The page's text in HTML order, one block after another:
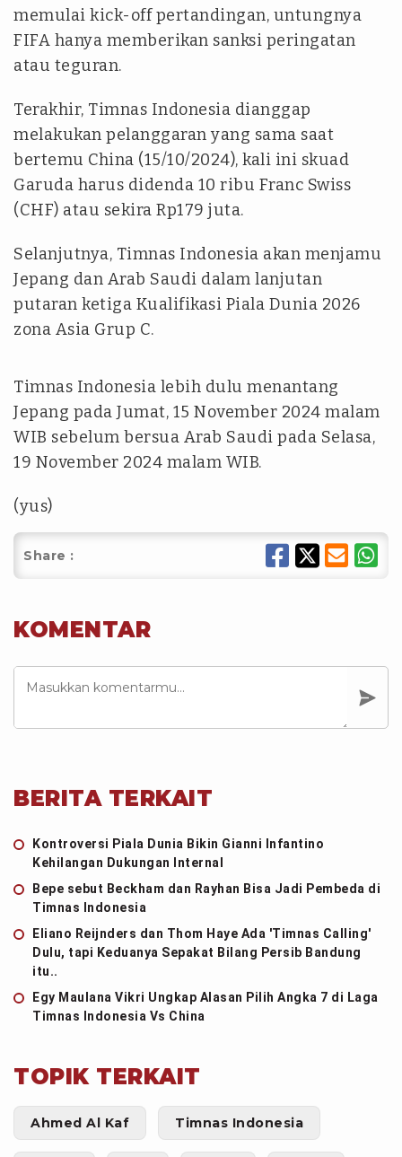
memulai kick-off pertandingan, untungnya
FIFA hanya memberikan sanksi peringatan
atau teguran.
Terakhir, Timnas Indonesia dianggap
melakukan pelanggaran yang sama saat
bertemu China (15/10/2024), kali ini skuad
Garuda harus didenda 10 ribu Franc Swiss
(CHF) atau sekira Rp179 juta.
Selanjutnya, Timnas Indonesia akan menjamu
Jepang dan Arab Saudi dalam lanjutan
putaran ketiga Kualifikasi Piala Dunia 2026
zona Asia Grup C.
Timnas Indonesia lebih dulu menantang
Jepang pada Jumat, 15 November 2024 malam
WIB sebelum bersua Arab Saudi pada Selasa,
19 November 2024 malam WIB.
(yus)
Share :
KOMENTAR
BERITA TERKAIT
Kontroversi Piala Dunia Bikin Gianni Infantino
Kehilangan Dukungan Internal
Bepe sebut Beckham dan Rayhan Bisa Jadi Pembeda di
Timnas Indonesia
Eliano Reijnders dan Thom Haye Ada 'Timnas Calling'
Dulu, tapi Keduanya Sepakat Bilang Persib Bandung
itu..
Egy Maulana Vikri Ungkap Alasan Pilih Angka 7 di Laga
Timnas Indonesia Vs China
TOPIK TERKAIT
Ahmed Al Kaf Timnas Indonesia